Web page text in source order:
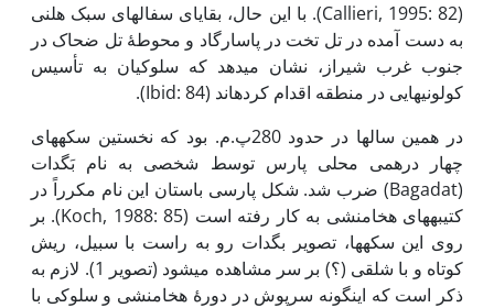
(Callieri, 1995: 82). با این حال، بقایای سفال­های سبک هلنی
به­ دست آمده در تل تخت در پاسارگاد و محوطۀ تل ضحاک در
جنوب غرب شیراز، نشان می­دهد که سلوکیان به تأسیس
کولونی­هایی در منطقه اقدام کرده­اند (Ibid: 84).
در همین سال­ها در حدود 280­پ.م. بود که نخستین سکه­های
چهار درهمی محلی پارس توسط شخصی به نام بَگدات
(Bagadat) ضرب شد. شکل پارسی باستان این نام مکرراً در
کتیبه­های هخامنشی به کار رفته است (Koch, 1988: 85). بر
روی این سکه­ها، تصویر بگدات رو به راست با سبیل، ریش
کوتاه و با شلقی (؟) بر سر مشاهده می­شود (تصویر 1). لازم به
ذکر است که این­گونه سرپوش در دورۀ هخامنشی و سلوکی با